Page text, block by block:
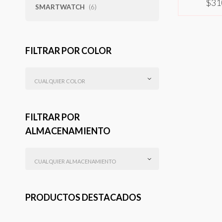
SMARTWATCH (6)
FILTRAR POR COLOR
CUALQUIER COLOR
FILTRAR POR
ALMACENAMIENTO
CUALQUIER ALMACENAMIENTO
PRODUCTOS DESTACADOS
$